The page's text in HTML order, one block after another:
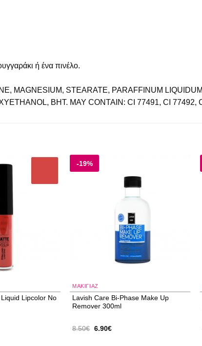
ή ένα πινέλο.
MAGNESIUM, STEARATE, PARAFFINUM
BHT. MAY CONTAIN: CI 77491, CI 77492,
Lipcolor No
-19%
ΜΑΚΙΓΙΑΖ
Lavish Care Bi-Phase Make Up
Remover 300ml
8.50€ Original
6.90€Η